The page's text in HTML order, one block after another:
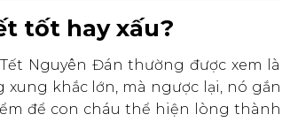
tốt hay xấu?
Nguyên Đán thường được xem là
khắc lớn, mà ngược lại, nó gắn
để con cháu thể hiện lòng thành